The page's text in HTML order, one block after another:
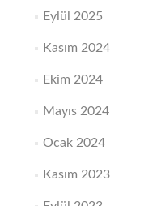
Eylül 2025
Kasım 2024
Ekim 2024
Mayıs 2024
Ocak 2024
Kasım 2023